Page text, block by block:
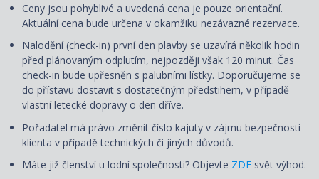
Ceny jsou pohyblivé a uvedená cena je pouze orientační.
Aktuální cena bude určena v okamžiku nezávazné rezervace.
Nalodění (check-in) první den plavby se uzavírá několik hodin
před plánovaným odplutím, nejpozději však 120 minut. Čas
check-in bude upřesněn s palubními lístky. Doporučujeme se
do přístavu dostavit s dostatečným předstihem, v případě
vlastní letecké dopravy o den dříve.
Pořadatel má právo změnit číslo kajuty v zájmu bezpečnosti
klienta v případě technických či jiných důvodů.
Máte již členství u lodní společnosti? Objevte ZDE svět výhod.